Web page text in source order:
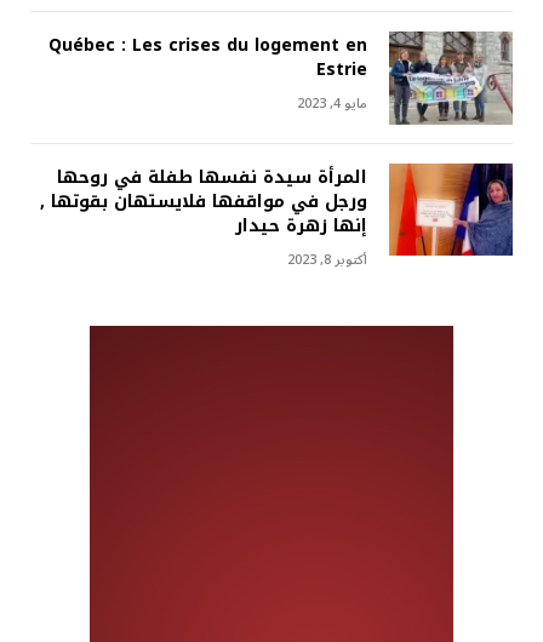
Québec : Les crises du logement en
Estrie
مايو 4, 2023
المرأة سيدة نفسها طفلة في روحها
ورجل في مواقفها فلايستهان بقوتها ,
إنها زهرة حيدار
أكتوبر 8, 2023